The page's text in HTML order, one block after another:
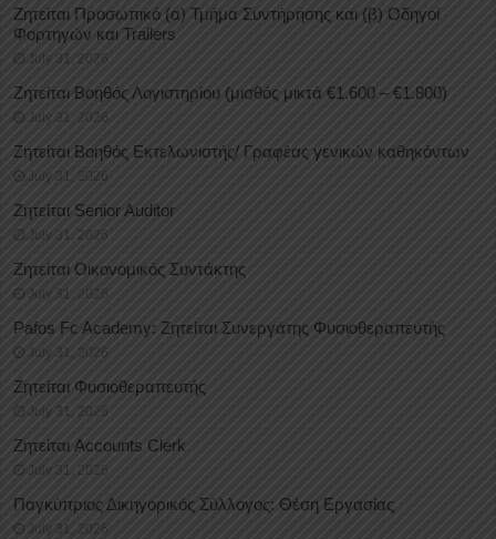
Ζητείται Προσωπικό (α) Τμήμα Συντήρησης και (β) Οδηγοί
Φορτηγών και Trailers
July 31, 2026
Ζητείται Βοηθός Λογιστηρίου (μισθός μικτά €1.600 – €1.800)
July 31, 2026
Ζητείται Βοηθός Εκτελωνιστής/ Γραφέας γενικών καθηκόντων
July 31, 2026
Ζητείται Senior Auditor
July 31, 2026
Ζητείται Οικονομικός Συντάκτης
July 31, 2026
Pafos Fc Academy: Ζητείται Συνεργάτης Φυσιοθεραπευτής
July 31, 2026
Ζητείται Φυσιοθεραπευτής
July 31, 2026
Ζητείται Accounts Clerk
July 31, 2026
Παγκύπριος Δικηγορικός Σύλλογος: Θέση Εργασίας
July 31, 2026